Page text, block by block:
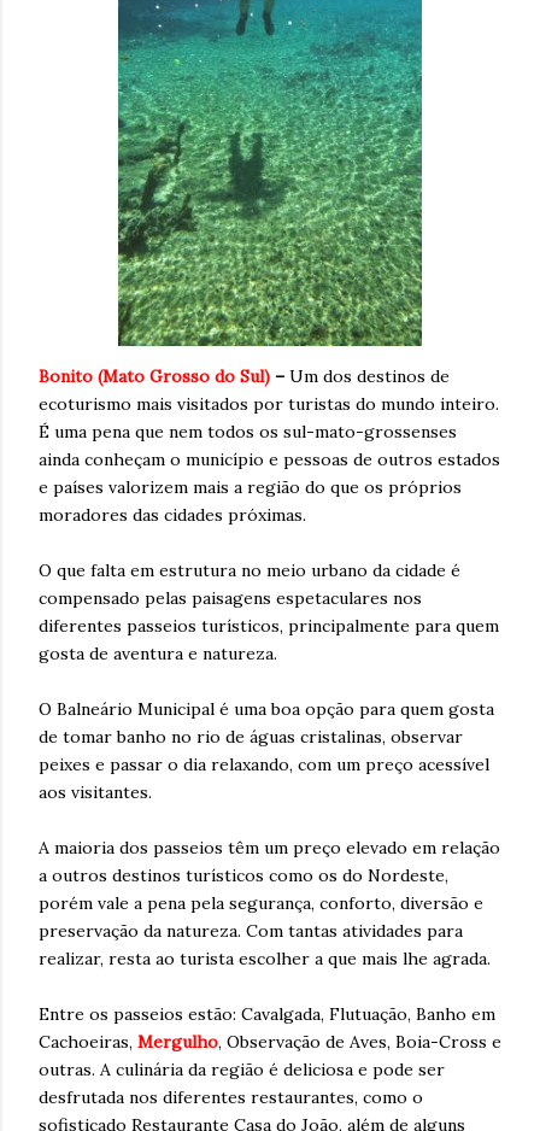
Bonito (Mato Grosso do Sul) – Um dos destinos de
ecoturismo mais visitados por turistas do mundo inteiro.
É uma pena que nem todos os sul-mato-grossenses
ainda conheçam o município e pessoas de outros estados
e países valorizem mais a região do que os próprios
moradores das cidades próximas.
O que falta em estrutura no meio urbano da cidade é
compensado pelas paisagens espetaculares nos
diferentes passeios turísticos, principalmente para quem
gosta de aventura e natureza.
O Balneário Municipal é uma boa opção para quem gosta
de tomar banho no rio de águas cristalinas, observar
peixes e passar o dia relaxando, com um preço acessível
aos visitantes.
A maioria dos passeios têm um preço elevado em relação
a outros destinos turísticos como os do Nordeste,
porém vale a pena pela segurança, conforto, diversão e
preservação da natureza. Com tantas atividades para
realizar, resta ao turista escolher a que mais lhe agrada.
Entre os passeios estão: Cavalgada, Flutuação, Banho em
Cachoeiras, Mergulho, Observação de Aves, Boia-Cross e
outras. A culinária da região é deliciosa e pode ser
desfrutada nos diferentes restaurantes, como o
sofisticado Restaurante Casa do João, além de alguns